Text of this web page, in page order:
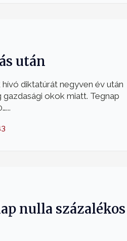
után
diktatúrát negyven év után
okok miatt. Tegnap
nulla százalékos